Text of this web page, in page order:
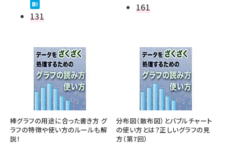
131
161
棒グラフの用途に合った書き方 グ
ラフの特徴や使い方のルールも解
説！
分布図（散布図）とバブルチャート
の使い方とは？正しいグラフの見
方（第7回）